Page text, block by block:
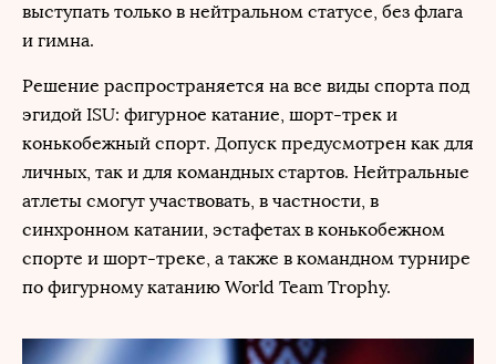
выступать только в нейтральном статусе, без флага
и гимна.
Решение распространяется на все виды спорта под
эгидой ISU: фигурное катание, шорт-трек и
конькобежный спорт. Допуск предусмотрен как для
личных, так и для командных стартов. Нейтральные
атлеты смогут участвовать, в частности, в
синхронном катании, эстафетах в конькобежном
спорте и шорт-треке, а также в командном турнире
по фигурному катанию World Team Trophy.